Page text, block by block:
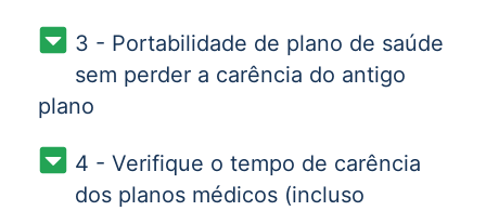
3 - Portabilidade de plano de saúde
sem perder a carência do antigo
plano
4 - Verifique o tempo de carência
dos planos médicos (incluso